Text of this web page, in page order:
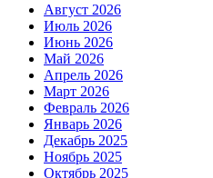
Август 2026
Июль 2026
Июнь 2026
Май 2026
Апрель 2026
Март 2026
Февраль 2026
Январь 2026
Декабрь 2025
Ноябрь 2025
Октябрь 2025